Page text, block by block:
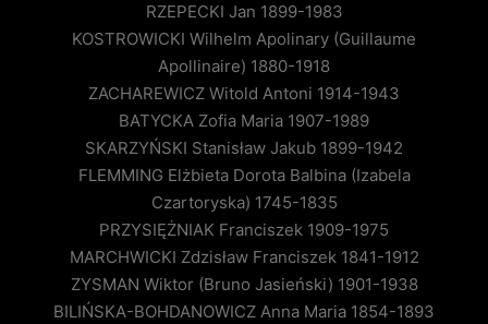
RZEPECKI Jan 1899-1983
KOSTROWICKI Wilhelm Apolinary (Guillaume
Apollinaire) 1880-1918
ZACHAREWICZ Witold Antoni 1914-1943
BATYCKA Zofia Maria 1907-1989
SKARZYŃSKI Stanisław Jakub 1899-1942
FLEMMING Elżbieta Dorota Balbina (Izabela
Czartoryska) 1745-1835
PRZYSIĘŻNIAK Franciszek 1909-1975
MARCHWICKI Zdzisław Franciszek 1841-1912
ZYSMAN Wiktor (Bruno Jasieński) 1901-1938
BILIŃSKA-BOHDANOWICZ Anna Maria 1854-1893